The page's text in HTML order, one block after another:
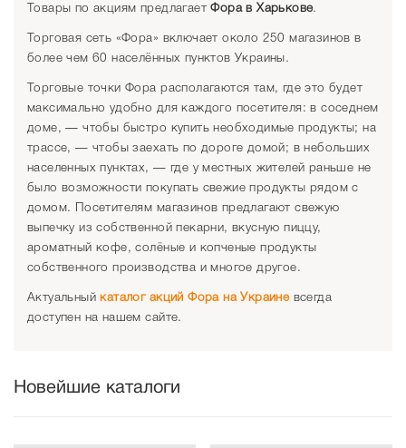
Товары по акциям предлагаетФора в Харькове.
Торговая сеть «Фора» включает около 250 магазинов в
более чем 60 населённых пунктов Украины.
Торговые точки Фора располагаются там, где это будет
максимально удобно для каждого посетителя: в соседнем
доме, — чтобы быстро купить необходимые продукты; на
трассе, — чтобы заехать по дороге домой; в небольших
населенных пунктах, — где у местных жителей раньше не
было возможности покупать свежие продукты рядом с
домом. Посетителям магазинов предлагают свежую
выпечку из собственной пекарни, вкусную пиццу,
ароматный кофе, солёные и копченые продукты
собственного производства и многое другое.
Актуальныйкаталог акций Фора на Украиневсегда
доступен на нашем сайте.
Новейшие каталоги